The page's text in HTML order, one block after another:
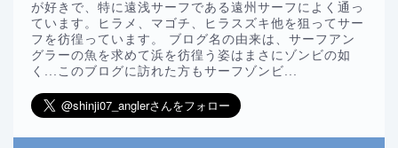
が好きで、特に遠浅サーフである遠州サーフによく通っ
ています。ヒラメ、マゴチ、ヒラスズキ他を狙ってサー
フを彷徨っています。 ブログ名の由来は、サーフアン
グラーの魚を求めて浜を彷徨う姿はまさにゾンビの如
く...このブログに訪れた方もサーフゾンビ...